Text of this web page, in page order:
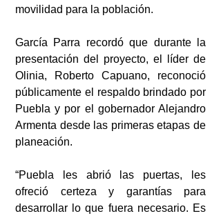
movilidad para la población.
García Parra recordó que durante la
presentación del proyecto, el líder de
Olinia, Roberto Capuano, reconoció
públicamente el respaldo brindado por
Puebla y por el gobernador Alejandro
Armenta desde las primeras etapas de
planeación.
“Puebla les abrió las puertas, les
ofreció certeza y garantías para
desarrollar lo que fuera necesario. Es